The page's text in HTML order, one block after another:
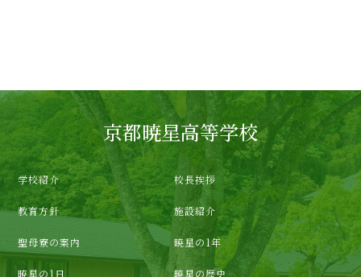
京都暁星高等学校
学校紹介 校長挨拶
教育方針 施設紹介
聖母寮の案内 暁星の1年
暁星の1日 暁星の歴史